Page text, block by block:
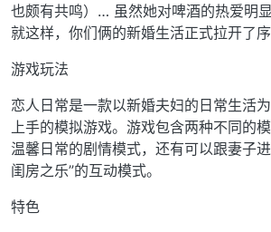
也颇有共鸣）… 虽然她对啤酒的热爱明显
就这样，你们俩的新婚生活正式拉开了序
游戏玩法
恋人日常是一款以新婚夫妇的日常生活
上手的模拟游戏。游戏包含两种不同的
温馨日常的剧情模式，还有可以跟妻子
闺房之乐”的互动模式。
特色